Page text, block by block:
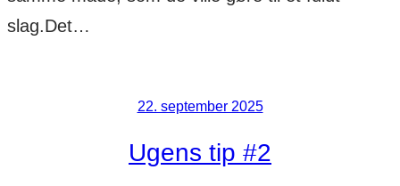
slag.Det…
22. september 2025
Ugens tip #2